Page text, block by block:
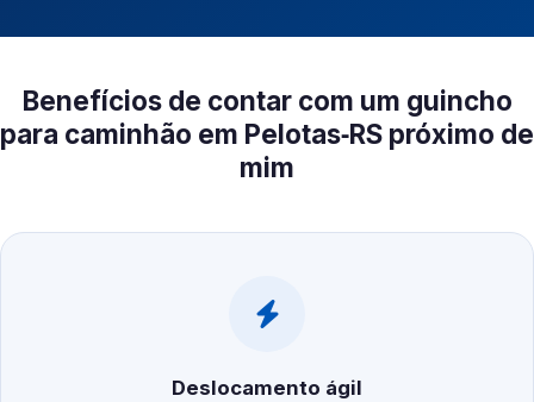
Benefícios de contar com um guincho
para caminhão em Pelotas‑RS próximo de
mim
Deslocamento ágil